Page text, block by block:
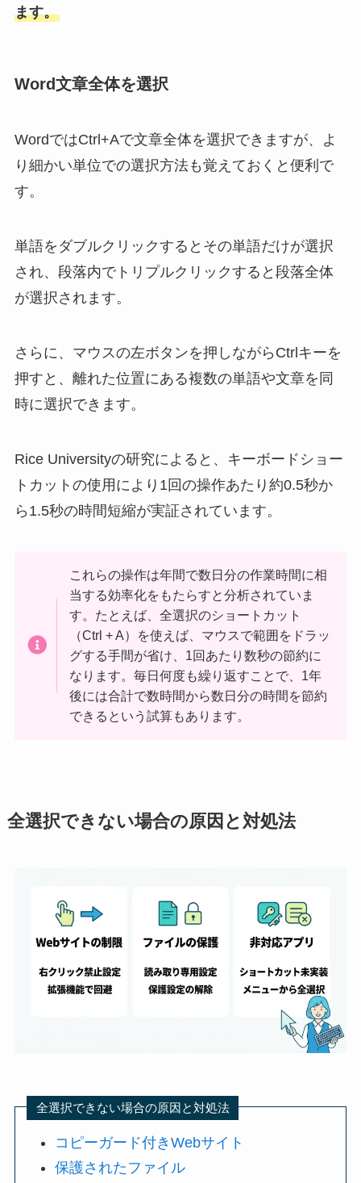
ます。
Word文章全体を選択
WordではCtrl+Aで文章全体を選択できますが、よ
り細かい単位での選択方法も覚えておくと便利で
す。
単語をダブルクリックするとその単語だけが選択
され、段落内でトリプルクリックすると段落全体
が選択されます。
さらに、マウスの左ボタンを押しながらCtrlキーを
押すと、離れた位置にある複数の単語や文章を同
時に選択できます。
Rice Universityの研究によると、キーボードショー
トカットの使用により1回の操作あたり約0.5秒か
ら1.5秒の時間短縮が実証されています。
これらの操作は年間で数日分の作業時間に相
当する効率化をもたらすと分析されていま
す。たとえば、全選択のショートカット
（Ctrl + A）を使えば、マウスで範囲をドラッ
グする手間が省け、1回あたり数秒の節約に
なります。毎日何度も繰り返すことで、1年
後には合計で数時間から数日分の時間を節約
できるという試算もあります。
全選択できない場合の原因と対処法
全選択できない場合の原因と対処法
コピーガード付きWebサイト
保護されたファイル